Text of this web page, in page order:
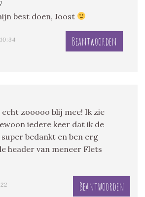
best doen, Joost
Beantwoorden
echt zooooo blij mee! Ik zie
iedere keer dat ik de
bedankt en ben erg
header van meneer Flets
Beantwoorden